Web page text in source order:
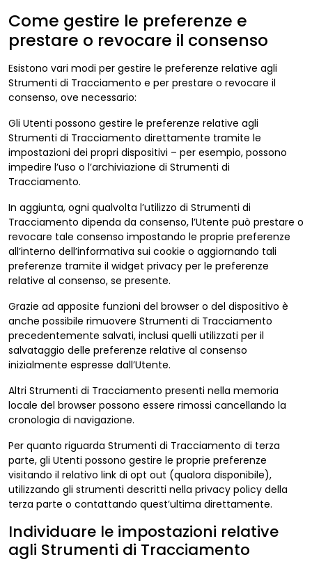
Come gestire le preferenze e
prestare o revocare il consenso
Esistono vari modi per gestire le preferenze relative agli
Strumenti di Tracciamento e per prestare o revocare il
consenso, ove necessario:
Gli Utenti possono gestire le preferenze relative agli
Strumenti di Tracciamento direttamente tramite le
impostazioni dei propri dispositivi – per esempio, possono
impedire l’uso o l’archiviazione di Strumenti di
Tracciamento.
In aggiunta, ogni qualvolta l’utilizzo di Strumenti di
Tracciamento dipenda da consenso, l’Utente può prestare o
revocare tale consenso impostando le proprie preferenze
all’interno dell’informativa sui cookie o aggiornando tali
preferenze tramite il widget privacy per le preferenze
relative al consenso, se presente.
Grazie ad apposite funzioni del browser o del dispositivo è
anche possibile rimuovere Strumenti di Tracciamento
precedentemente salvati, inclusi quelli utilizzati per il
salvataggio delle preferenze relative al consenso
inizialmente espresse dall’Utente.
Altri Strumenti di Tracciamento presenti nella memoria
locale del browser possono essere rimossi cancellando la
cronologia di navigazione.
Per quanto riguarda Strumenti di Tracciamento di terza
parte, gli Utenti possono gestire le proprie preferenze
visitando il relativo link di opt out (qualora disponibile),
utilizzando gli strumenti descritti nella privacy policy della
terza parte o contattando quest’ultima direttamente.
Individuare le impostazioni relative
agli Strumenti di Tracciamento